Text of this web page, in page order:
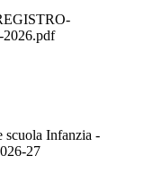
scuola Infanzia -
27